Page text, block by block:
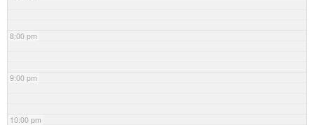
8:00 pm
9:00 pm
10:00 pm